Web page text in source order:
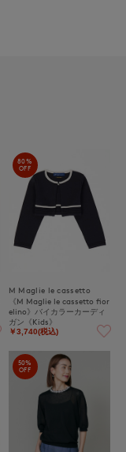
80%
OFF
M Maglie le cassetto
《M Maglie le cassetto fior
elino》バイカラーカーディ
ガン《Kids》
￥3,740(税込)
50%
OFF